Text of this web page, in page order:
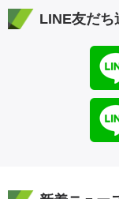
LINE友だち